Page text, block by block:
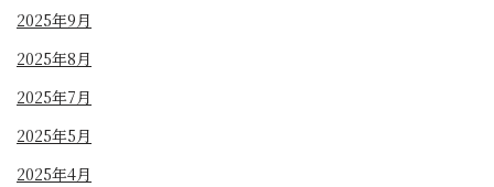
2025年9月
2025年8月
2025年7月
2025年5月
2025年4月